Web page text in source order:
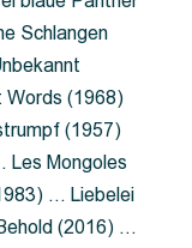
Schlangen
(1968)
(1957)
Les Mongoles
… Liebelei
(2016) …